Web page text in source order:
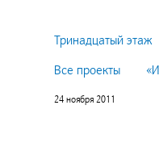
Тринадцатый этаж
Все проекты
24 ноября 2011